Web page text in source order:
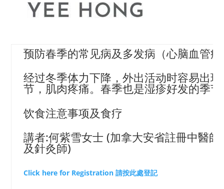
预防春季的常见病及多发病（心脑血管
经过冬季体力下降，外出活动时容易出
节，肌肉疼痛。春季也是湿疹好发的季
饮食注意事项及食疗
講者:何紫雪女士 (加拿大安省註冊中醫師
及針灸師)
Click here for Registration 請按此處登記